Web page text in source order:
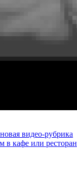
видео-рубрика
в кафе или ресторан